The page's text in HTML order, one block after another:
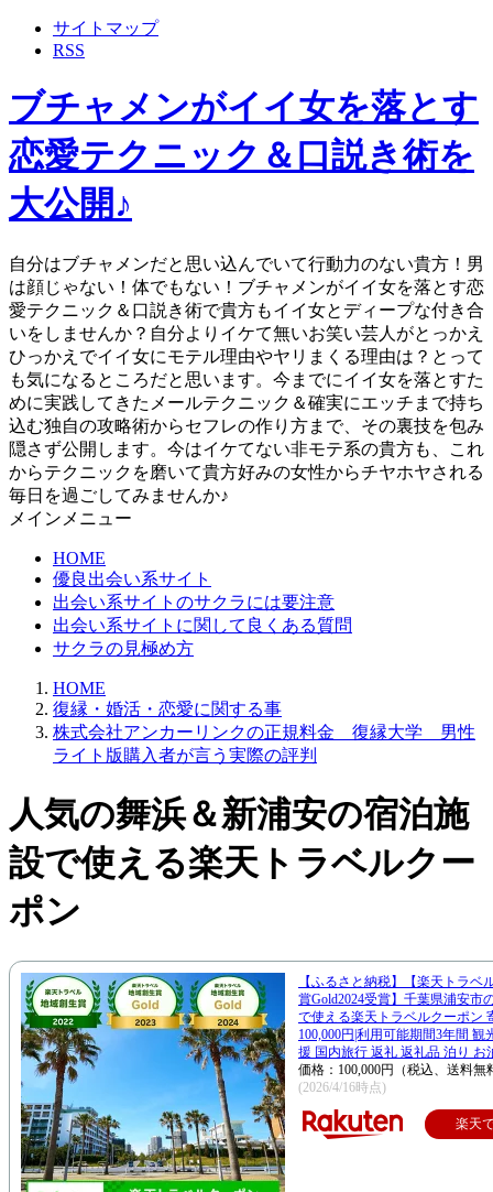
サイトマップ
RSS
ブチャメンがイイ女を落とす
恋愛テクニック＆口説き術を
大公開♪
自分はブチャメンだと思い込んでいて行動力のない貴方！男
は顔じゃない！体でもない！ブチャメンがイイ女を落とす恋
愛テクニック＆口説き術で貴方もイイ女とディープな付き合
いをしませんか？自分よりイケて無いお笑い芸人がとっかえ
ひっかえでイイ女にモテル理由やヤリまくる理由は？とって
も気になるところだと思います。今までにイイ女を落とすた
めに実践してきたメールテクニック＆確実にエッチまで持ち
込む独自の攻略術からセフレの作り方まで、その裏技を包み
隠さず公開します。今はイケてない非モテ系の貴方も、これ
からテクニックを磨いて貴方好みの女性からチヤホヤされる
毎日を過ごしてみませんか♪
メインメニュー
HOME
優良出会い系サイト
出会い系サイトのサクラには要注意
出会い系サイトに関して良くある質問
サクラの見極め方
HOME
復縁・婚活・恋愛に関する事
株式会社アンカーリンクの正規料金 復縁大学 男性
ライト版購入者が言う実際の評判
人気の舞浜＆新浦安の宿泊施
設で使える楽天トラベルクー
ポン
【ふるさと納税】【楽天トラベ
賞Gold2024受賞】千葉県浦安市
で使える楽天トラベルクーポン
100,000円|利用可能期間3年間 観
援 国内旅行 返礼 返礼品 泊り お
価格：100,000円（税込、送料無
(2026/4/16時点)
楽天